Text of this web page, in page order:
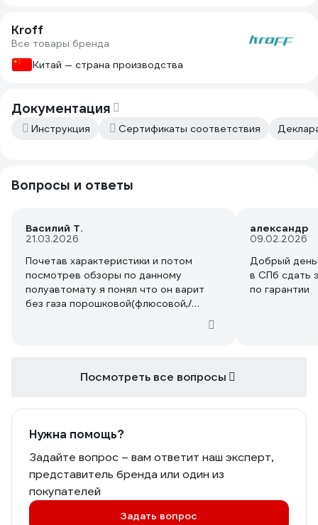
Kroff
Все товары бренда
Китай — страна производства
Документация
Инструкция Сертификаты соответствия
Вопросы и ответы
Василий Т.
21.03.2026
Почетав характеристики и потом
посмотрев обзоры по данному
полуавтомату я понял что он варит
без газа порошковой(флюсовой,/
инетным газом (аргон) . А в вопросах
порошковой проволоки. Где
если купить отдельную горелку под
аргон ?
александр
09.02.2026
Добрый
в СПб сдать
по гарантии
Посмотреть все вопросы
Нужна помощь?
Задайте вопрос – вам ответит наш эксперт,
представитель бренда или один из
покупателей
Задать вопрос